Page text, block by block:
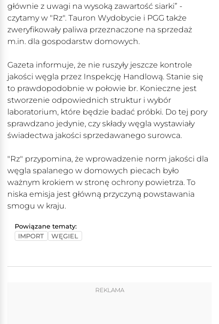
głównie z uwagi na wysoką zawartość siarki” -
czytamy w "Rz". Tauron Wydobycie i PGG także
zweryfikowały paliwa przeznaczone na sprzedaż
m.in. dla gospodarstw domowych.
Gazeta informuje, że nie ruszyły jeszcze kontrole
jakości węgla przez Inspekcję Handlową. Stanie się
to prawdopodobnie w połowie br. Konieczne jest
stworzenie odpowiednich struktur i wybór
laboratorium, które będzie badać próbki. Do tej pory
sprawdzano jedynie, czy składy węgla wystawiały
świadectwa jakości sprzedawanego surowca.
"Rz" przypomina, że wprowadzenie norm jakości dla
węgla spalanego w domowych piecach było
ważnym krokiem w stronę ochrony powietrza. To
niska emisja jest główną przyczyną powstawania
smogu w kraju.
Powiązane tematy:
IMPORT
WĘGIEL
REKLAMA